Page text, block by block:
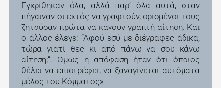
Εγκρίθηκαν όλα, αλλά παρ’ όλα αυτά, όταν
πήγαιναν οι εκτός να γραφτούν, ορισμένοι τους
ζητούσαν πρώτα να κάνουν γραπτή αίτηση. Και
ο άλλος έλεγε: “Αφού εσύ με διέγραφες άδικα,
τώρα γιατί θες κι από πάνω να σου κάνω
αίτηση;”. Ομως η απόφαση ήταν ότι όποιος
θέλει να επιστρέφει, να ξαναγίνεται αυτόματα
μέλος του Κόμματος»